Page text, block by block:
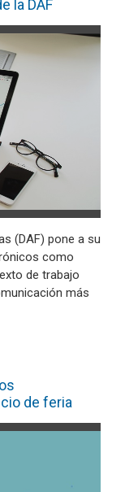
la DAF
(DAF) pone a su
como
de trabajo
más
de feria